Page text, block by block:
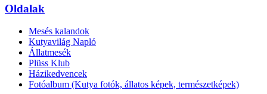
Oldalak
Mesés kalandok
Kutyavilág Napló
Állatmesék
Plüss Klub
Házikedvencek
Fotóalbum (Kutya fotók, állatos képek, természetképek)